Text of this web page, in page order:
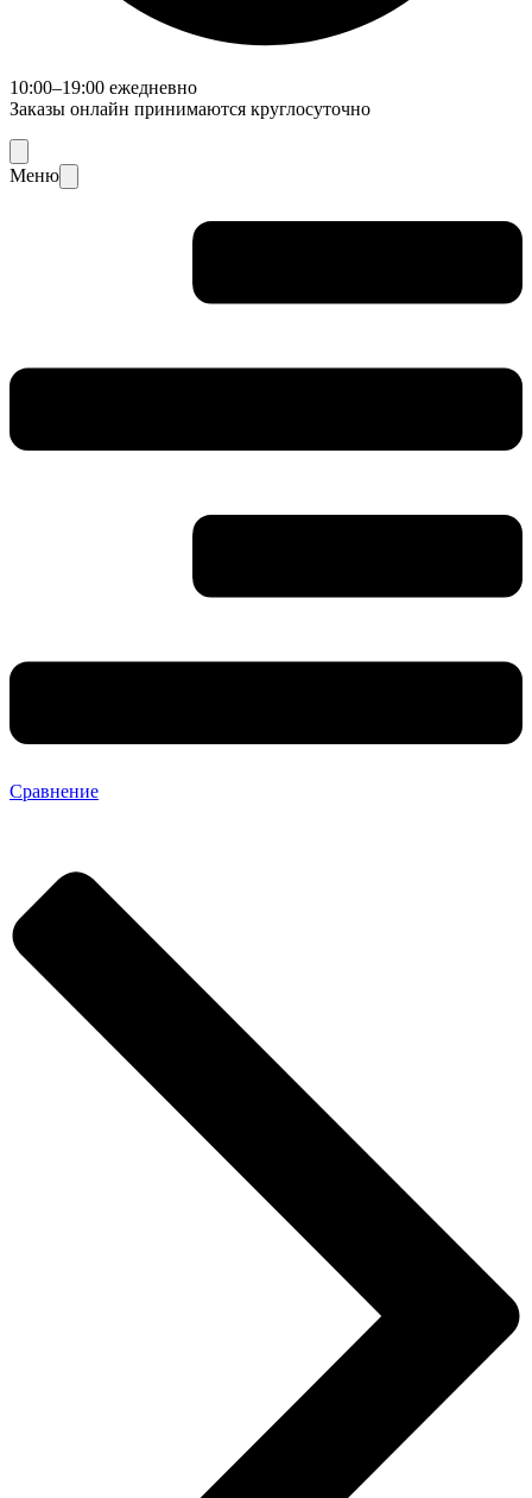
10:00–19:00 ежедневно
Заказы онлайн принимаются круглосуточно
Меню
Сравнение